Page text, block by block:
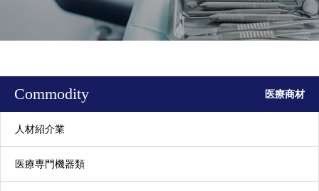
Commodity 医療商材
人材紹介業
医療専門機器類
症例や現場のニーズに合わせた